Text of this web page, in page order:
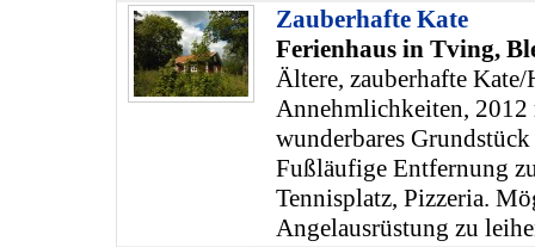
Zauberhafte Kate
Ferienhaus in Tving,
Ältere, zauberhafte
Annehmlichkeiten, 2012
wunderbares
Fußläufige Entfernung
Tennisplatz, Pizzeria.
Angelausrüstung zu